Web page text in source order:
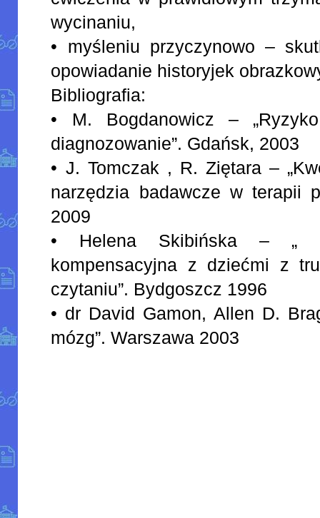
wycinaniu,
• myśleniu przyczynowo –
opowiadanie historyjek
Bibliografia:
• M. Bogdanowicz –
diagnozowanie”. Gdańsk, 2003
• J. Tomczak , R. Ziętara –
narzędzia badawcze w terapii
2009
• Helena Skibińska – „
kompensacyjna z dziećmi z
czytaniu”. Bydgoszcz 1996
• dr David Gamon, Allen D.
mózg”. Warszawa 2003